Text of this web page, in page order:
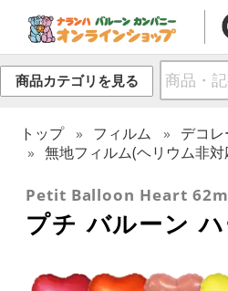
商品カテゴリを見る
トップ フィルム
デコ
無地フィルム(ヘリウム非対
Petit Balloon Heart
プチ バルーン